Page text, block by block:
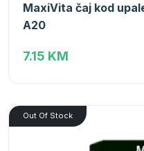
MaxiVita čaj kod
A20
7.15 KM
Out Of Stock